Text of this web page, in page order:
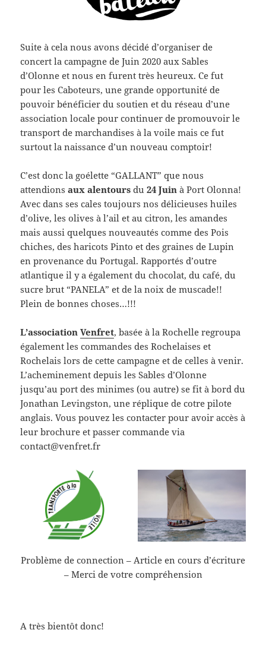
Suite à cela nous avons décidé d’organiser de
concert la campagne de Juin 2020 aux Sables
d’Olonne et nous en furent très heureux. Ce fut
pour les Caboteurs, une grande opportunité de
pouvoir bénéficier du soutien et du réseau d’une
association locale pour continuer de promouvoir le
transport de marchandises à la voile mais ce fut
surtout la naissance d’un nouveau comptoir!
C’est donc la goélette “GALLANT” que nous
attendionsaux alentours du24 Juin à Port Olonna!
Avec dans ses cales toujours nos délicieuses huiles
d’olive, les olives à l’ail et au citron, les amandes
mais aussi quelques nouveautés comme des Pois
chiches, des haricots Pinto et des graines de Lupin
en provenance du Portugal. Rapportés d’outre
atlantique il y a également du chocolat, du café, du
sucre brut “PANELA” et de la noix de muscade!!
Plein de bonnes choses…!!!
L’associationVenfret, basée à la Rochelle regroupa
également les commandes des Rochelaises et
Rochelais lors de cette campagne et de celles à venir.
L’acheminement depuis les Sables d’Olonne
jusqu’au port des minimes (ou autre) se fit à bord du
Jonathan Levingston, une réplique de cotre pilote
anglais. Vous pouvez les contacter pour avoir accès à
leur brochure et passer commande via
contact@venfret.fr
Problème de connection – Article en cours d’écriture
– Merci de votre compréhension
A très bientôt donc!